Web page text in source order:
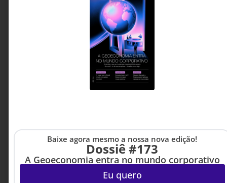
Baixe agora mesmo a nossa nova edição!
Dossiê #173
A Geoeconomia entra no mundo corporativo
Eu quero